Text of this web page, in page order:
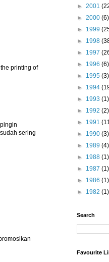
printing of
sering
► 2001
► 2000 (6)
► 1999
► 1998
► 1997
► 1996 (6)
► 1995 (3)
► 1994
► 1993 (1)
► 1992 (2)
► 1991
► 1990 (3)
► 1989 (4)
► 1988 (1)
► 1987 (1)
► 1986 (1)
► 1982 (1)
Search
Favourite